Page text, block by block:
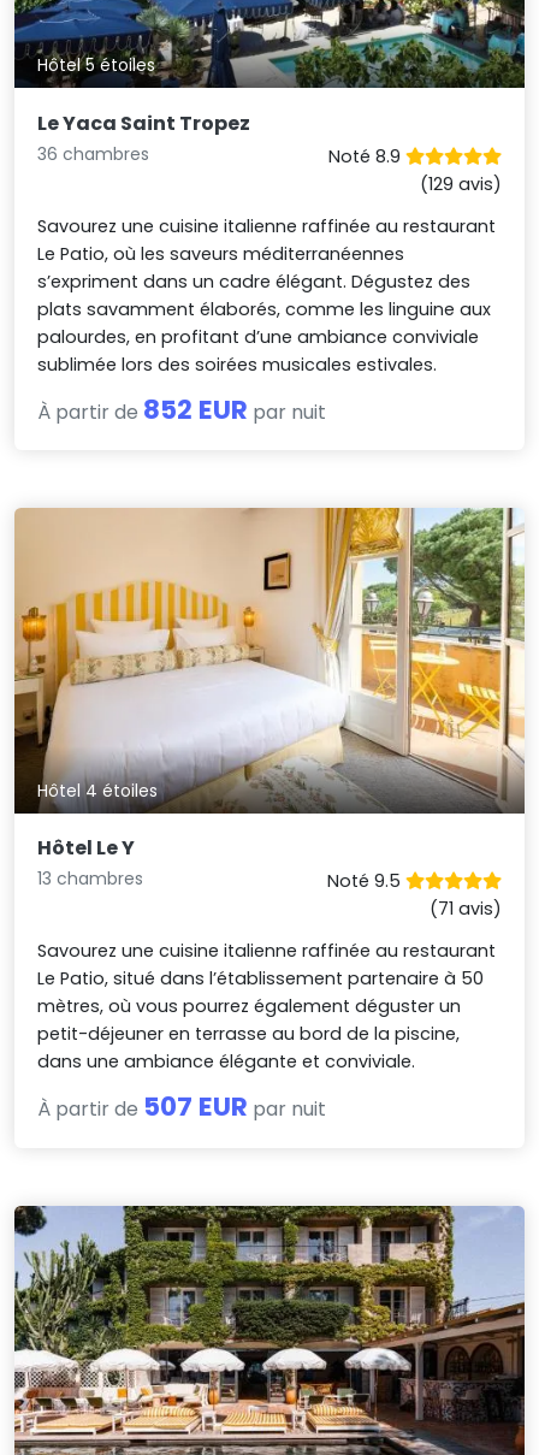
Hôtel 5 étoiles
Le Yaca Saint Tropez
36 chambres
Noté 8.9
(129 avis)
Savourez une cuisine italienne raffinée au restaurant
Le Patio, où les saveurs méditerranéennes
s’expriment dans un cadre élégant. Dégustez des
plats savamment élaborés, comme les linguine aux
palourdes, en profitant d’une ambiance conviviale
sublimée lors des soirées musicales estivales.
À partir de 852 EUR par nuit
Hôtel 4 étoiles
Hôtel Le Y
13 chambres
Noté 9.5
(71 avis)
Savourez une cuisine italienne raffinée au restaurant
Le Patio, situé dans l’établissement partenaire à 50
mètres, où vous pourrez également déguster un
petit-déjeuner en terrasse au bord de la piscine,
dans une ambiance élégante et conviviale.
À partir de 507 EUR par nuit